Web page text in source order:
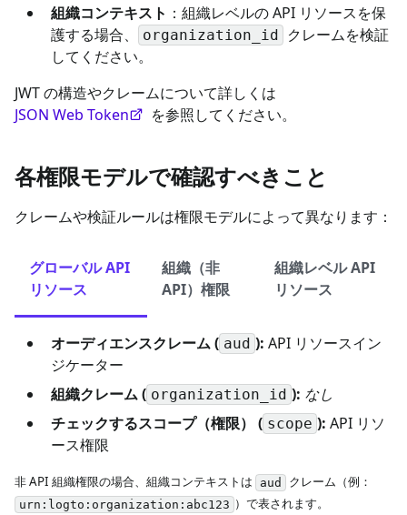
組織コンテキスト ：組織レベルの API リソースを保
護する場合、
organization_id
クレームを検証
してください。
JWT の構造やクレームについて詳しくは
JSON Web Token
を参照してください。
各権限モデルで確認すべきこと
クレームや検証ルールは権限モデルによって異なります：
グローバル API
リソース
組織（非
API）権限
組織レベル API
リソース
オーディエンスクレーム ( aud ): API リソースイン
ジケーター
組織クレーム ( organization_id ): なし
チェックするスコープ（権限） ( scope ): API リソ
ース権限
非 API 組織権限の場合、組織コンテキストは aud クレーム（例：
urn:logto:organization:abc123 ）で表されます。